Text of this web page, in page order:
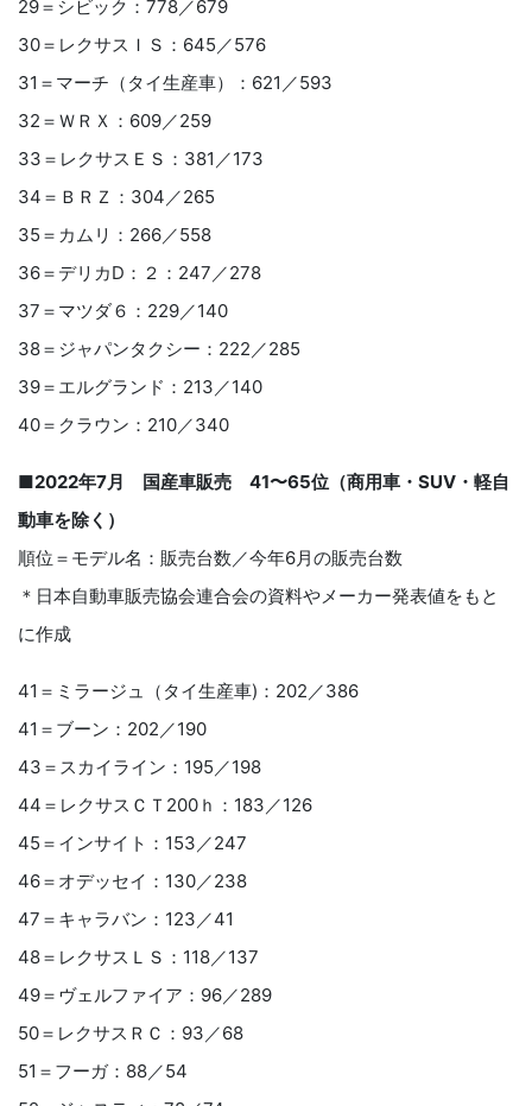
29＝シビック：778／679
30＝レクサスＩＳ：645／576
31＝マーチ（タイ生産車）：621／593
32＝ＷＲＸ：609／259
33＝レクサスＥＳ：381／173
34＝ＢＲＺ：304／265
35＝カムリ：266／558
36＝デリカD：２：247／278
37＝マツダ６：229／140
38＝ジャパンタクシー：222／285
39＝エルグランド：213／140
40＝クラウン：210／340
■2022年7月 国産車販売 41〜65位（商用車・SUV・軽自
動車を除く）
順位＝モデル名：販売台数／今年6月の販売台数
＊日本自動車販売協会連合会の資料やメーカー発表値をもと
に作成
41＝ミラージュ（タイ生産車)：202／386
41＝ブーン：202／190
43＝スカイライン：195／198
44＝レクサスＣＴ200ｈ：183／126
45＝インサイト：153／247
46＝オデッセイ：130／238
47＝キャラバン：123／41
48＝レクサスＬＳ：118／137
49＝ヴェルファイア：96／289
50＝レクサスＲＣ：93／68
51＝フーガ：88／54